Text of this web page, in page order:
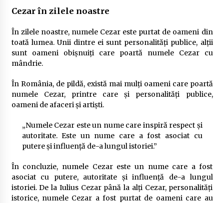
Cezar în zilele noastre
În zilele noastre, numele Cezar este purtat de oameni din
toată lumea. Unii dintre ei sunt personalități publice, alții
sunt oameni obișnuiți care poartă numele Cezar cu
mândrie.
În România, de pildă, există mai mulți oameni care poartă
numele Cezar, printre care și personalități publice,
oameni de afaceri și artiști.
„Numele Cezar este un nume care inspiră respect și
autoritate. Este un nume care a fost asociat cu
putere și influență de-a lungul istoriei.”
În concluzie, numele Cezar este un nume care a fost
asociat cu putere, autoritate și influență de-a lungul
istoriei. De la Iulius Cezar până la alți Cezar, personalități
istorice, numele Cezar a fost purtat de oameni care au